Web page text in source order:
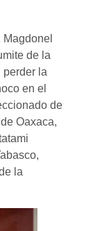
de la
perder la
en el
de
Oaxaca,
la